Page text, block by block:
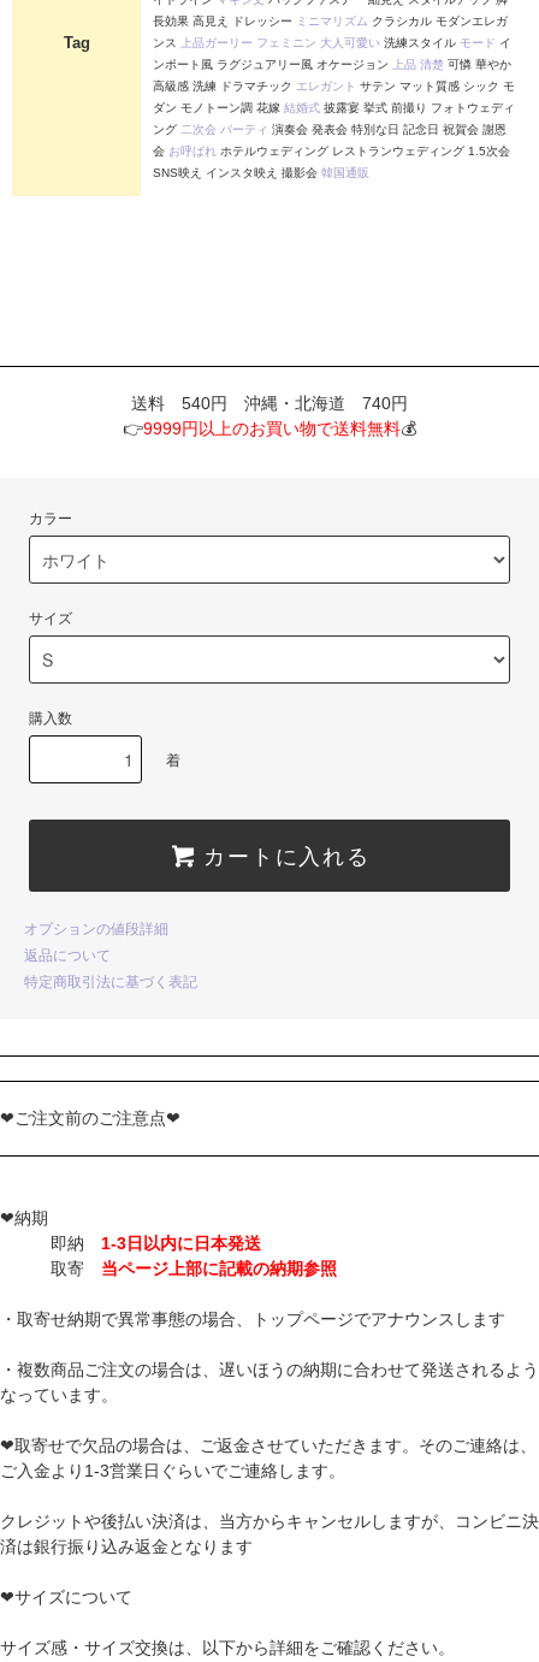
Tag
長効果 高見え ドレッシー
ミニマリズム クラシカル モダンエレガ
ンス
上品ガーリー フェミニン 大人可愛い 洗練スタイル モード イ
ンポート風 ラグジュアリー風 オケージョン
上品 清楚 可憐 華やか
高級感 洗練 ドラマチック エレガント サテン マット質感 シック モ
ダン モノトーン調 花嫁 結婚式 披露宴 挙式 前撮り フォトウェディ
ング 二次会 パーティ 演奏会 発表会 特別な日 記念日 祝賀会 謝恩
会 お呼ばれ ホテルウェディング レストランウェディング 1.5次会
SNS映え インスタ映え 撮影会 韓国通販
送料 540円 沖縄・北海道 740円
👉9999円以上のお買い物で送料無料💰
カラー
サイズ
購入数
着
カートに入れる
オプションの値段詳細
返品について
特定商取引法に基づく表記
❤ご注文前のご注意点❤
❤納期
即納 1-3日以内に日本発送
取寄 当ページ上部に記載の納期参照
・取寄せ納期で異常事態の場合、トップページでアナウンスします
・複数商品ご注文の場合は、遅いほうの納期に合わせて発送されるよう
なっています。
❤取寄せで欠品の場合は、ご返金させていただきます。そのご連絡は、
ご入金より1-3営業日ぐらいでご連絡します。
クレジットや後払い決済は、当方からキャンセルしますが、コンビニ決
済は銀行振り込み返金となります
❤サイズについて
サイズ感・サイズ交換は、以下から詳細をご確認ください。